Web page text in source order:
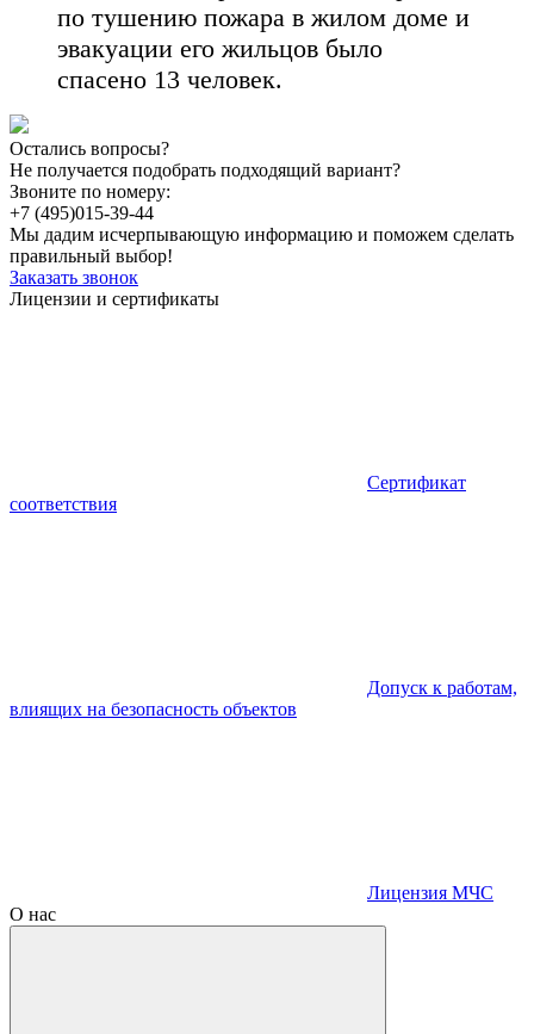
по тушению пожара в жилом доме и
эвакуации его жильцов было
спасено 13 человек.
Остались вопросы?
Не получается подобрать подходящий вариант?
Звоните по номеру:
+7 (495)015-39-44
Мы дадим исчерпывающую информацию и поможем сделать
правильный выбор!
Заказать звонок
Лицензии и сертификаты
Сертификат
соответствия
Допуск к работам,
влиящих на безопасность объектов
Лицензия МЧС
О нас